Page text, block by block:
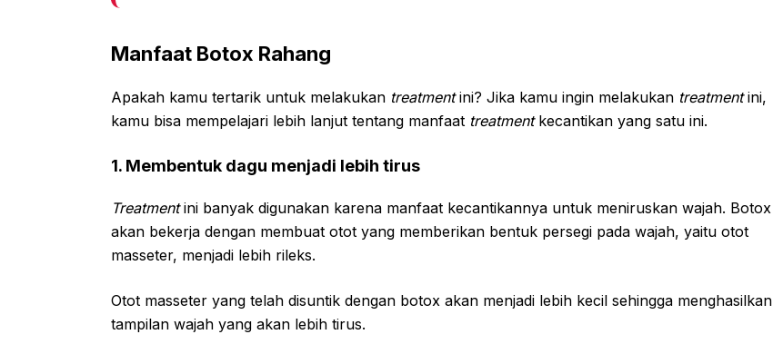
Manfaat Botox Rahang
Apakah kamu tertarik untuk melakukan treatmentini? Jika kamu ingin melakukan treatmentini,
kamu bisa mempelajari lebih lanjut tentang manfaat treatment kecantikan yang satu ini.
1. Membentuk dagu menjadi lebih tirus
Treatmentini banyak digunakan karena manfaat kecantikannya untuk meniruskan wajah. Botox
akan bekerja dengan membuat otot yang memberikan bentuk persegi pada wajah, yaitu otot
masseter, menjadi lebih rileks.
Otot masseter yang telah disuntik dengan botox akan menjadi lebih kecil sehingga menghasilkan
tampilan wajah yang akan lebih tirus.